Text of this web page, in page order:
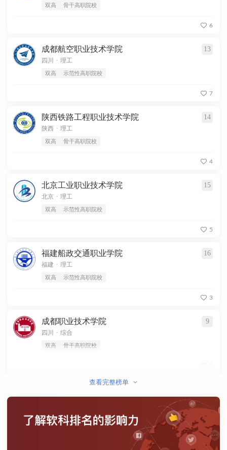
双高 骨干高职院校
6
成都航空职业技术学院 13
四川 . 理工
双高 示范性高职院校
7
陕西铁路工程职业技术学院 14
陕西 . 理工
双高 骨干高职院校
4
北京工业职业技术学院 15
北京 . 理工
双高 示范性高职院校
5
福建船政交通职业学院 16
福建 . 理工
双高 示范性高职院校
3
成都职业技术学院 9
四川 . 综合
双高 骨干高职院校
查看完整榜单